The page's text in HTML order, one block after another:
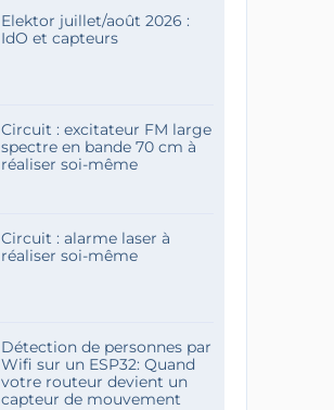
Elektor juillet/août 2026 :
IdO et capteurs
Circuit : excitateur FM large
spectre en bande 70 cm à
réaliser soi-même
Circuit : alarme laser à
réaliser soi-même
Détection de personnes par
Wifi sur un ESP32: Quand
votre routeur devient un
capteur de mouvement